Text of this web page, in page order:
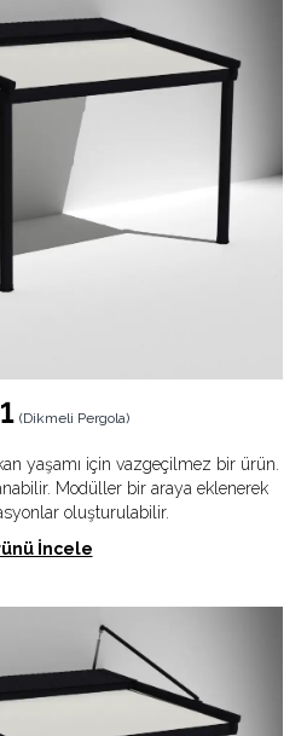
ray üzerinde hareket
mekanda ki aydınlatmayı da
Pergotech’in tüm pergola
alanlarda uygulama için
özel destekler ve sonsuz renk
ve çok modüllü çözümler
(Dikmeli Pergola)
yaşamı için vazgeçilmez bir ürün.
Modüller bir araya eklenerek
oluşturulabilir.
İncele